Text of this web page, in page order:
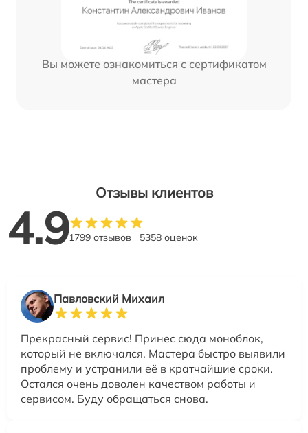
Вы можете ознакомиться с сертификатом
мастера
Отзывы клиентов
4.91799 отзывов 5358 оценок
Павловский Михаил
Прекрасный сервис! Принес сюда моноблок,
который не включался. Мастера быстро выявили
проблему и устранили её в кратчайшие сроки.
Остался очень доволен качеством работы и
сервисом. Буду обращаться снова.